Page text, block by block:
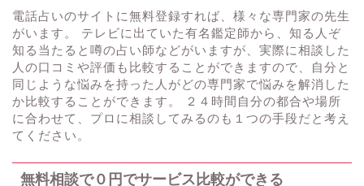
電話占いのサイトに無料登録すれば、様々な専門家の先生
がいます。 テレビに出ていた有名鑑定師から、知る人ぞ
知る当たると噂の占い師などがいますが、実際に相談した
人の口コミや評価も比較することができますので、自分と
同じような悩みを持った人がどの専門家で悩みを解消した
か比較することができます。 ２４時間自分の都合や場所
に合わせて、プロに相談してみるのも１つの手段だと考え
てください。
無料相談で０円でサービス比較ができる